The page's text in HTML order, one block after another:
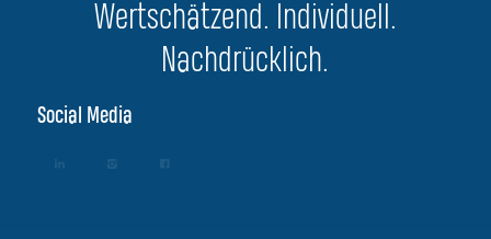
Wertschätzend. Individuell.
Nachdrücklich.
Social Media